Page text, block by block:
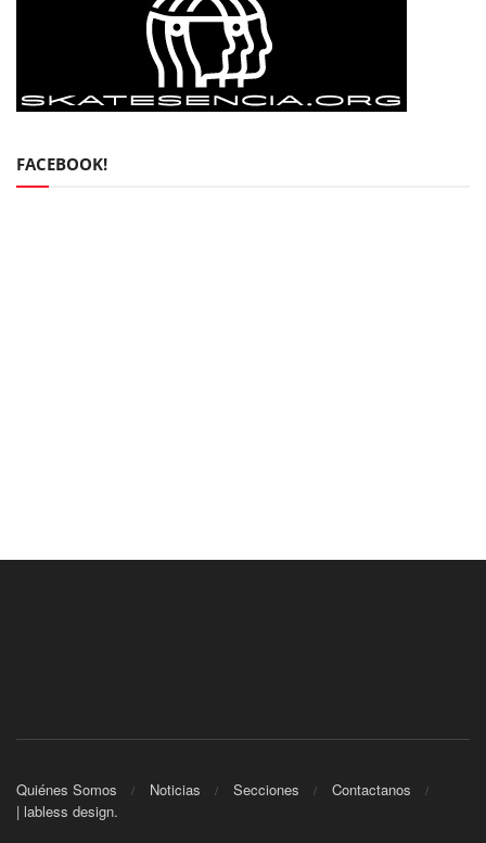
FACEBOOK!
Quiénes Somos Noticias Secciones
Contactanos
| labless design.